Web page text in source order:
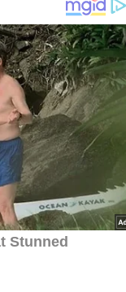
Seite & auch
hineinrühren. Die